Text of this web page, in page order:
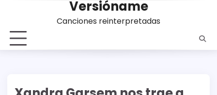
contenido
Versióname
Canciones reinterpretadas